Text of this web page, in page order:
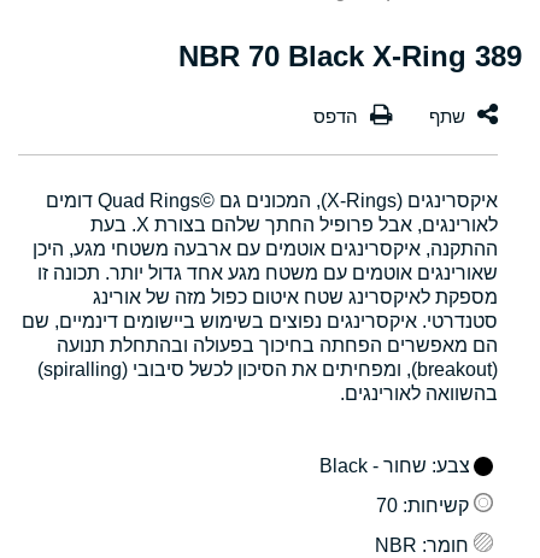
389 NBR 70 Black X-Ring
איקסרינגים (X-Rings), המכונים גם Quad Rings©‎ דומים
לאורינגים, אבל פרופיל החתך שלהם בצורת X. בעת
ההתקנה, איקסרינגים אוטמים עם ארבעה משטחי מגע, היכן
שאורינגים אוטמים עם משטח מגע אחד גדול יותר. תכונה זו
מספקת לאיקסרינג שטח איטום כפול מזה של אורינג
סטנדרטי. איקסרינגים נפוצים בשימוש ביישומים דינמיים, שם
הם מאפשרים הפחתה בחיכוך בפעולה ובהתחלת תנועה
(breakout), ומפחיתים את הסיכון לכשל סיבובי (spiralling)
בהשוואה לאורינגים.
צבע: שחור - Black
קשיחות: 70
חומר: NBR